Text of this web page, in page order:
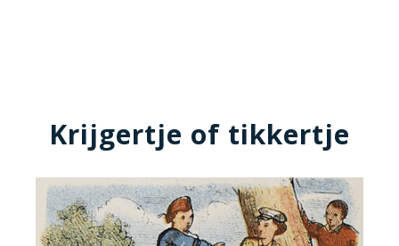
Krijgertje of tikkertje